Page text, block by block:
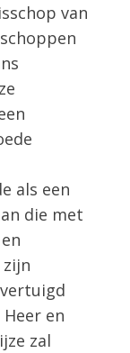
van
als een
die met
en
zal